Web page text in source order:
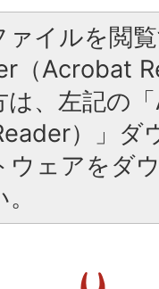
ァイルを閲
（Acrobat
、左記の
）」ダ
ウェアをダ